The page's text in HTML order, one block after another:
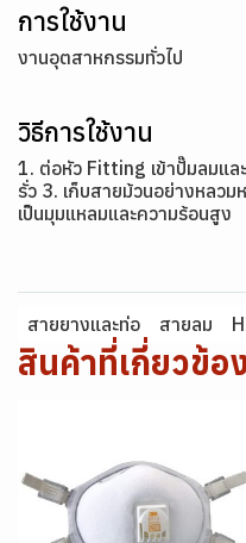
การใช้งาน
งานอุตสาหกรรมทั่วไป
วิธีการใช้งาน
1. ต่อหัว Fitting เข้าปั๊มลมแล
รั่ว 3. เก็บสายม้วนอย่างหลว
เป็นมุมแหลมและความร้อนสูง
สายยางและท่อ สายลม
สินค้าที่เกี่ยวข้อ